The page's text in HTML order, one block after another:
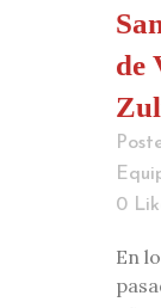
de
0
En